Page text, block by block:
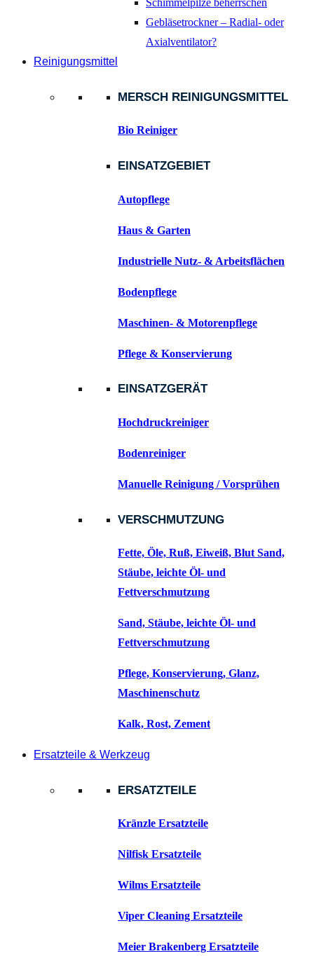
Schimmelpilze beherrschen
Gebläsetrockner – Radial- oder
Axialventilator?
Reinigungsmittel
MERSCH REINIGUNGSMITTEL
Bio Reiniger
EINSATZGEBIET
Autopflege
Haus & Garten
Industrielle Nutz- & Arbeitsflächen
Bodenpflege
Maschinen- & Motorenpflege
Pflege & Konservierung
EINSATZGERÄT
Hochdruckreiniger
Bodenreiniger
Manuelle Reinigung / Vorsprühen
VERSCHMUTZUNG
Fette, Öle, Ruß, Eiweiß, Blut Sand,
Stäube, leichte Öl- und
Fettverschmutzung
Sand, Stäube, leichte Öl- und
Fettverschmutzung
Pflege, Konservierung, Glanz,
Maschinenschutz
Kalk, Rost, Zement
Ersatzteile & Werkzeug
ERSATZTEILE
Kränzle Ersatzteile
Nilfisk Ersatzteile
Wilms Ersatzteile
Viper Cleaning Ersatzteile
Meier Brakenberg Ersatzteile